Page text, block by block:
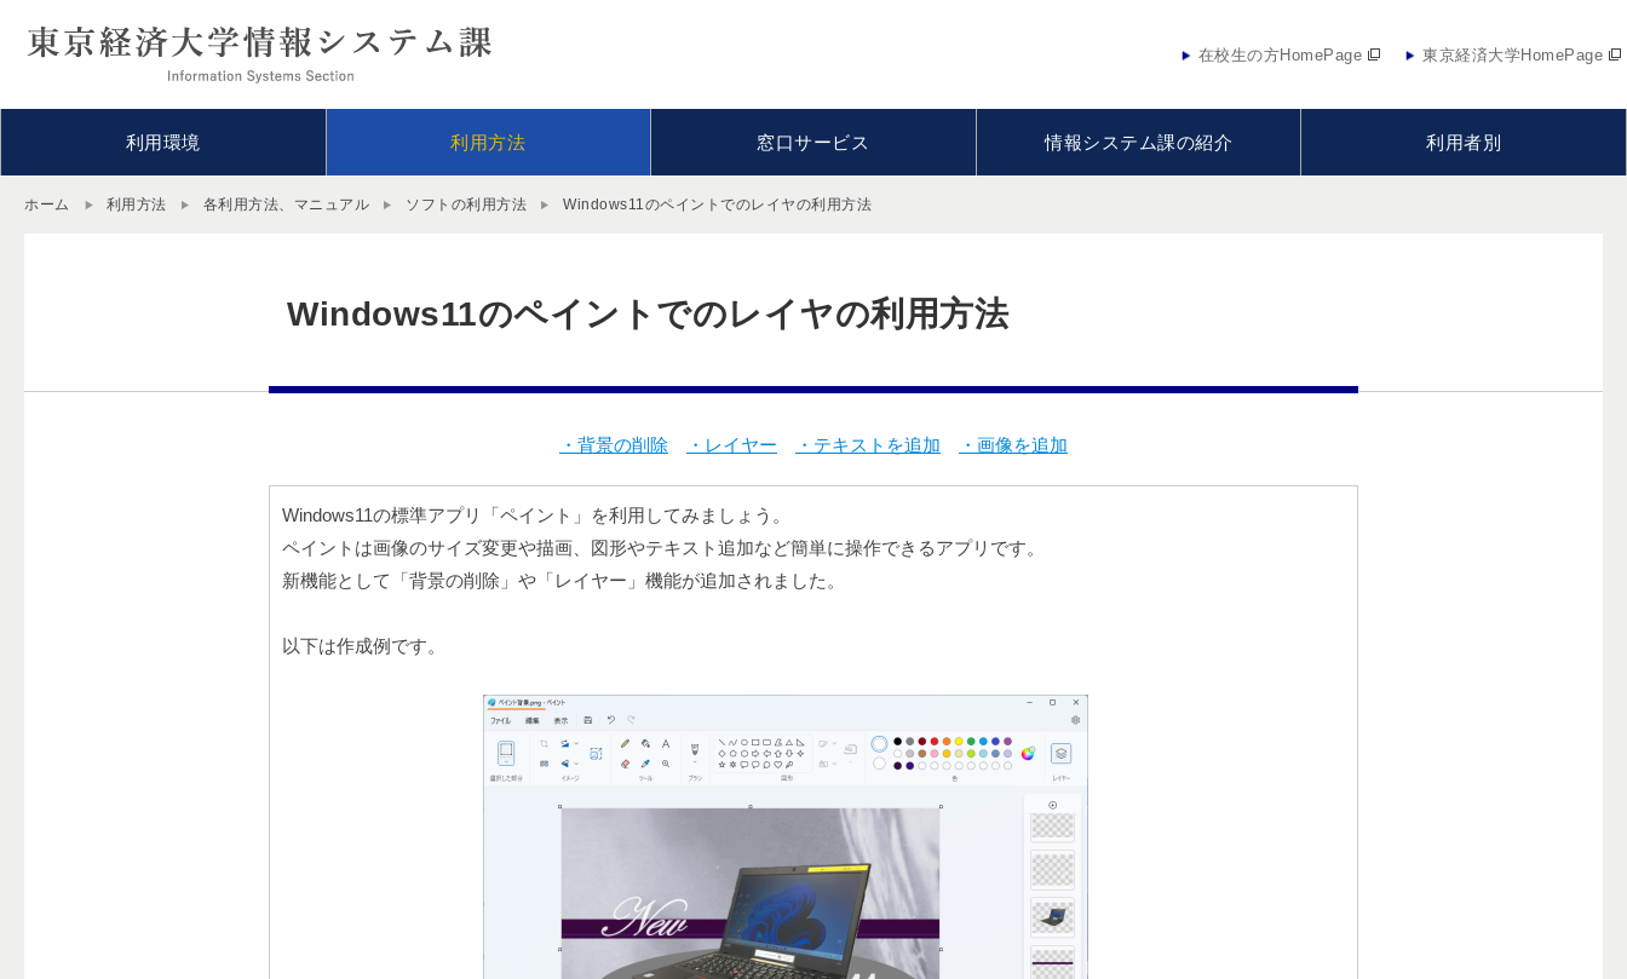
在校生の方HomePage 東京経済大学HomePage
利用環境 利用方法 窓口サービス 情報システム課の紹介 利用者別
ホーム 利用方法 各利用方法、マニュアル ソフトの利用方法 Windows11のペイントでのレイヤの利用方法
Windows11のペイントでのレイヤの利用方法
・背景の削除 ・レイヤー ・テキストを追加 ・画像を追加
Windows11の標準アプリ「ペイント」を利用してみましょう。
ペイントは画像のサイズ変更や描画、図形やテキスト追加など簡単に操作できるアプリです。
新機能として「背景の削除」や「レイヤー」機能が追加されました。
以下は作成例です。